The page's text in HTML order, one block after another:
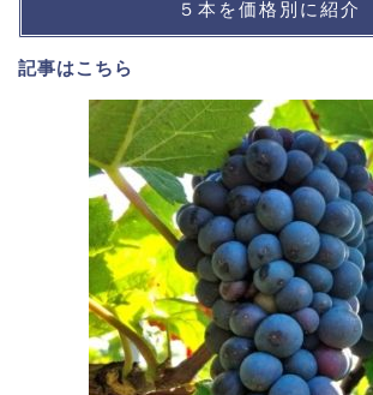
５本を価格別に紹介
記事はこちら